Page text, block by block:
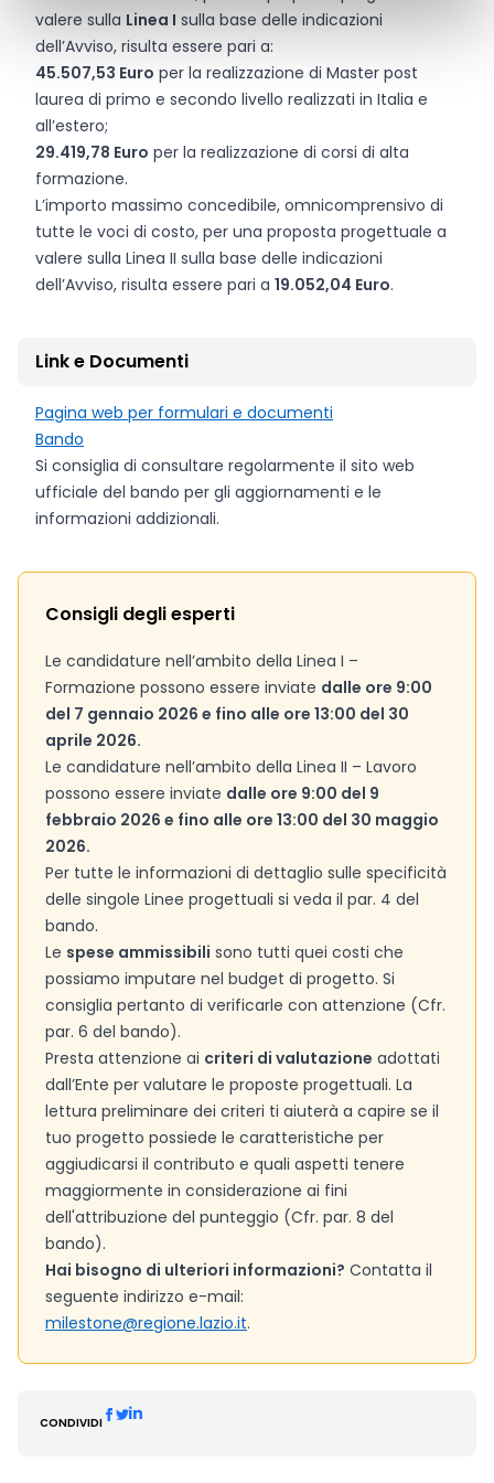
valere sulla Linea I sulla base delle indicazioni
dell’Avviso, risulta essere pari a:
45.507,53 Euro per la realizzazione di Master post
laurea di primo e secondo livello realizzati in Italia e
all’estero;
29.419,78 Euro per la realizzazione di corsi di alta
formazione.
L’importo massimo concedibile, omnicomprensivo di
tutte le voci di costo, per una proposta progettuale a
valere sulla Linea II sulla base delle indicazioni
dell’Avviso, risulta essere pari a 19.052,04 Euro.
Link e Documenti
Pagina web per formulari e documenti
Bando
Si consiglia di consultare regolarmente il sito web
ufficiale del bando per gli aggiornamenti e le
informazioni addizionali.
Consigli degli esperti
Le candidature nell’ambito della Linea I –
Formazione possono essere inviate dalle ore 9:00
del 7 gennaio 2026 e fino alle ore 13:00 del 30
aprile 2026.
Le candidature nell’ambito della Linea II – Lavoro
possono essere inviate dalle ore 9:00 del 9
febbraio 2026 e fino alle ore 13:00 del 30 maggio
2026.
Per tutte le informazioni di dettaglio sulle specificità
delle singole Linee progettuali si veda il par. 4 del
bando.
Le spese ammissibili sono tutti quei costi che
possiamo imputare nel budget di progetto. Si
consiglia pertanto di verificarle con attenzione (Cfr.
par. 6 del bando).
Presta attenzione ai criteri di valutazione adottati
dall’Ente per valutare le proposte progettuali. La
lettura preliminare dei criteri ti aiuterà a capire se il
tuo progetto possiede le caratteristiche per
aggiudicarsi il contributo e quali aspetti tenere
maggiormente in considerazione ai fini
dell'attribuzione del punteggio (Cfr. par. 8 del
bando).
Hai bisogno di ulteriori informazioni? Contatta il
seguente indirizzo e-mail:
milestone@regione.lazio.it.
CONDIVIDI